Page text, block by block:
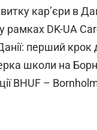
кар’єри в
рамках DK-UA
перший крок
школи на
BHUF –